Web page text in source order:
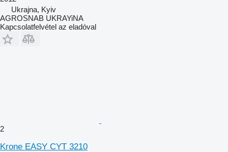
Ukrajna, Kyiv
AGROSNAB UKRAYiNA
Kapcsolatfelvétel az eladóval
2
Krone EASY CYT 3210